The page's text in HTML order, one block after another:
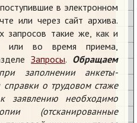
в электронном
или через сайт архива.
запросов такие же, как и
или во время приема,
Запросы. Обращаем
заполнении анкеты-
о трудовом стаже
заявлению необходимо
(отсканированные